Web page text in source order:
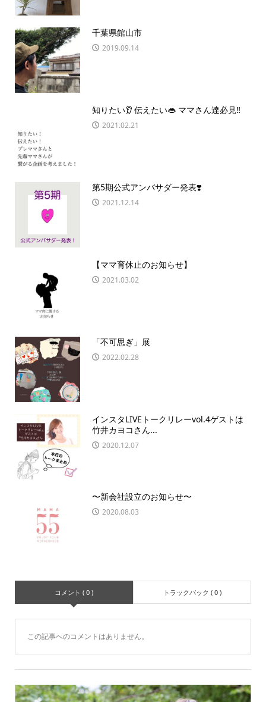
千葉県館山市
2019.09.14
知りたい👂 伝えたい👄 ママさん達必見‼️
2021.02.21
第5期公式アンバサダー発表❣️
2021.12.14
【ママ育休止のお知らせ】
2021.03.02
「不可思ぎ」展
2022.02.28
インスタLIVEトークリレーvol.4ゲストは
竹井カヨコさん...
2020.12.07
〜新会社設立のお知らせ〜
2020.08.03
コメント ( 0 ) トラックバック ( 0 )
この記事へのコメントはありません。